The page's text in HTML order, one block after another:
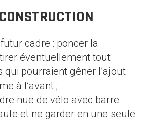
cadre : poncer la
éventuellement tout
qui pourraient gêner l’ajout
à l’avant ;
nue de vélo avec barre
et ne garder en une seule